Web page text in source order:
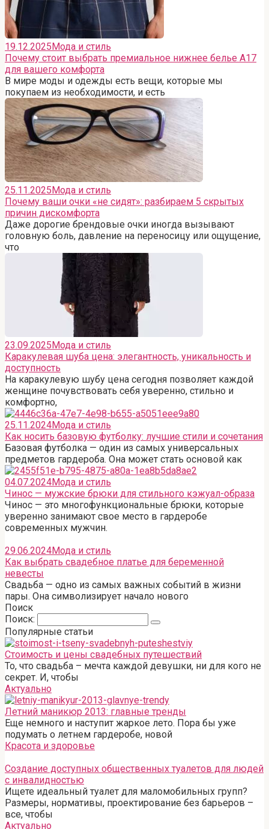
19.12.2025Мода и стиль
Почему стоит выбрать премиальное нижнее белье A17
для вашего комфорта
В мире моды и одежды есть вещи, которые мы
покупаем из необходимости, и есть
25.11.2025Мода и стиль
Почему ваши очки «не сидят»: разбираем 5 скрытых
причин дискомфорта
Даже дорогие брендовые очки иногда вызывают
головную боль, давление на переносицу или ощущение,
что
23.09.2025Мода и стиль
Каракулевая шуба цена: элегантность, уникальность и
доступность
На каракулевую шубу цена сегодня позволяет каждой
женщине почувствовать себя уверенно, стильно и
комфортно,
25.11.2024Мода и стиль
Как носить базовую футболку: лучшие стили и сочетания
Базовая футболка — один из самых универсальных
предметов гардероба. Она может стать основой как
04.07.2024Мода и стиль
Чинос — мужские брюки для стильного кэжуал-образа
Чинос — это многофункциональные брюки, которые
уверенно занимают свое место в гардеробе
современных мужчин.
29.06.2024Мода и стиль
Как выбрать свадебное платье для беременной
невесты
Свадьба — одно из самых важных событий в жизни
пары. Она символизирует начало нового
Поиск
Поиск:
Популярные статьи
Стоимость и цены свадебных путешествий
То, что свадьба – мечта каждой девушки, ни для кого не
секрет. И, чтобы
Актуально
Летний маникюр 2013: главные тренды
Еще немного и наступит жаркое лето. Пора бы уже
подумать о летнем гардеробе, новой
Красота и здоровье
Создание доступных общественных туалетов для людей
с инвалидностью
Ищете идеальный туалет для маломобильных групп?
Размеры, нормативы, проектирование без барьеров –
все, чтобы
Актуально